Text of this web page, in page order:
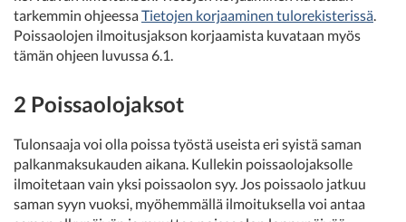
tarkemmin ohjeessaTietojen korjaaminen tulorekisterissä.
Poissaolojen ilmoitusjakson korjaamista kuvataan myös
tämän ohjeen luvussa 6.1.
2 Poissaolojaksot
Tulonsaaja voi olla poissa työstä useista eri syistä saman
palkanmaksukauden aikana. Kullekin poissaolojaksolle
ilmoitetaan vain yksi poissaolon syy. Jos poissaolo jatkuu
saman syyn vuoksi, myöhemmällä ilmoituksella voi antaa